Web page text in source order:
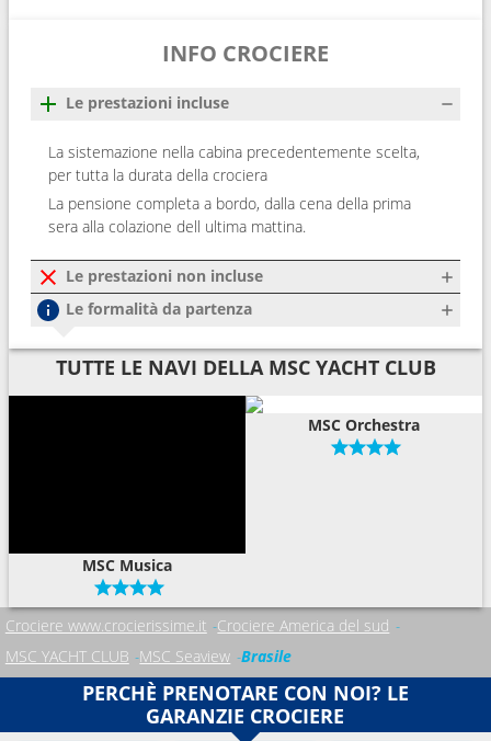
INFO CROCIERE
Le prestazioni incluse
La sistemazione nella cabina precedentemente scelta,
per tutta la durata della crociera
La pensione completa a bordo, dalla cena della prima
sera alla colazione dell ultima mattina.
Le prestazioni non incluse
Le formalità da partenza
TUTTE LE NAVI DELLA MSC YACHT CLUB
MSC Musica
MSC Orchestra
Crociere www.crocierissime.it Crociere America del sud
MSC YACHT CLUB MSC Seaview Brasile
PERCHÈ PRENOTARE CON NOI? LE
GARANZIE CROCIERE